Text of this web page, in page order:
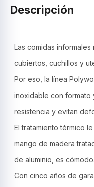
repostería
8"-
Tramontina
Descripción
Las comidas
cubiertos, cuchillos y
Por eso, la línea
inoxidable con formato
resistencia y evitan
El tratamiento térmico
mango de madera
de aluminio, es cómodo.
Con cinco años de